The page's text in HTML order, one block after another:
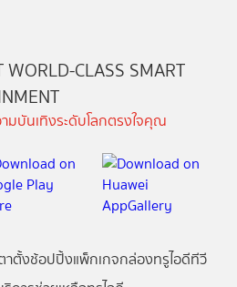
WORLD-CLASS SMART
มบันเทิงระดับโลกตรงใจคุณ
าตั้งช้อปปิ้งแพ็กเกจกล่องทรูไอดีทีวี